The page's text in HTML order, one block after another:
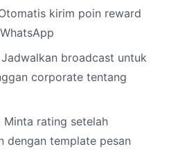
kirim poin reward
Jadwalkan broadcast untuk
corporate tentang
Minta rating setelah
dengan template pesan